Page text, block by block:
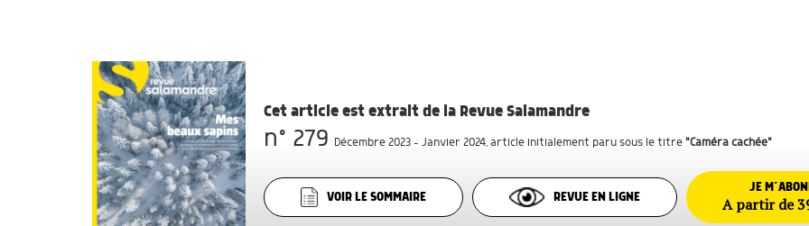
Cet article est extrait de la Revue Salamandre
n° 279 Décembre 2023 - Janvier 2024, article initialement paru sous le titre "Caméra cachée"
VOIR LE SOMMAIRE REVUE EN LIGNE
JE
A partir de